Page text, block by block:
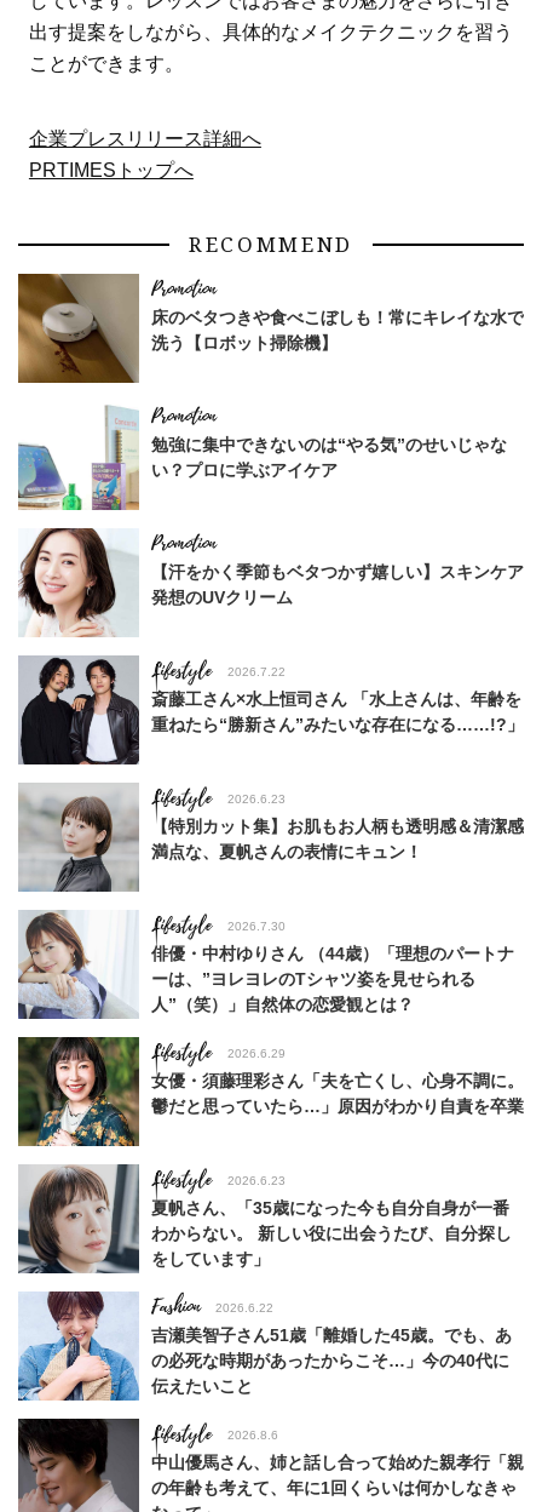
出す提案をしながら、具体的なメイクテクニックを習う
ことができます。
企業プレスリリース詳細へ
PRTIMESトップへ
RECOMMEND
床のベタつきや食べこぼしも！常にキレイな水で
洗う【ロボット掃除機】
勉強に集中できないのは“やる気”のせいじゃな
い？プロに学ぶアイケア
【汗をかく季節もベタつかず嬉しい】スキンケア
発想のUVクリーム
Lifestyle 2026.7.22
斎藤工さん×水上恒司さん 「水上さんは、年齢を
重ねたら“勝新さん”みたいな存在になる……!?」
Lifestyle 2026.6.23
【特別カット集】お肌もお人柄も透明感＆清潔感
満点な、夏帆さんの表情にキュン！
Lifestyle 2026.7.30
俳優・中村ゆりさん （44歳）「理想のパートナ
ーは、”ヨレヨレのTシャツ姿を見せられる
人”（笑）」自然体の恋愛観とは？
Lifestyle 2026.6.29
女優・須藤理彩さん「夫を亡くし、心身不調に。
鬱だと思っていたら…」原因がわかり自責を卒業
Lifestyle 2026.6.23
夏帆さん、「35歳になった今も自分自身が一番
わからない。 新しい役に出会うたび、自分探し
をしています」
Fashion 2026.6.22
吉瀬美智子さん51歳「離婚した45歳。でも、あ
の必死な時期があったからこそ…」今の40代に
伝えたいこと
Lifestyle 2026.8.6
中山優馬さん、姉と話し合って始めた親孝行「親
の年齢も考えて、年に1回くらいは何かしなきゃ